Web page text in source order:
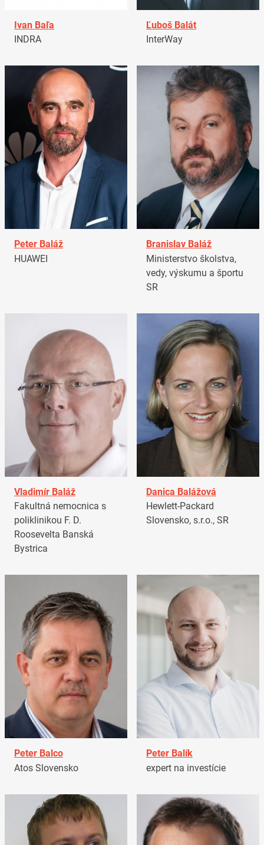
Ivan Baľa
INDRA
Ľuboš Balát
InterWay
Peter Baláž
HUAWEI
Branislav Baláž
Ministerstvo školstva,
vedy, výskumu a športu
SR
Vladimír Baláž
Fakultná nemocnica s
poliklinikou F. D.
Roosevelta Banská
Bystrica
Danica Balážová
Hewlett-Packard
Slovensko, s.r.o., SR
Peter Balco
Atos Slovensko
Peter Balík
expert na investície